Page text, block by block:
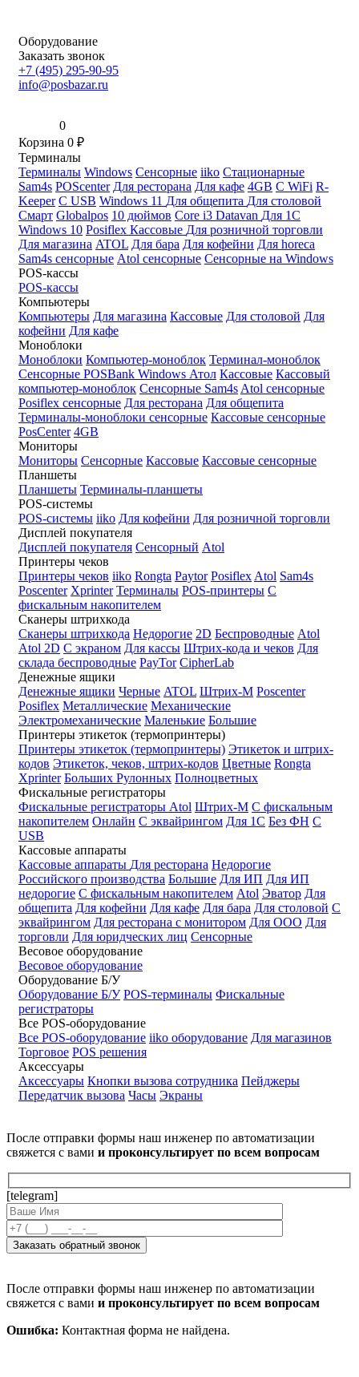
Оборудование
Заказать звонок
+7 (495) 295-90-95
info@posbazar.ru
0
Корзина 0 ₽
Терминалы
Терминалы Windows Сенсорные iiko Стационарные
Sam4s POScenter Для ресторана Для кафе 4GB С WiFi R-
Keeper С USB Windows 11 Для общепита Для столовой
Смарт Globalpos 10 дюймов Core i3 Datavan Для 1С
Windows 10 Posiflex Кассовые Для розничной торговли
Для магазина ATOL Для бара Для кофейни Для horeca
Sam4s сенсорные Atol сенсорные Сенсорные на Windows
POS-кассы
POS-кассы
Компьютеры
Компьютеры Для магазина Кассовые Для столовой Для
кофейни Для кафе
Моноблоки
Моноблоки Компьютер-моноблок Терминал-моноблок
Сенсорные POSBank Windows Атол Кассовые Кассовый
компьютер-моноблок Сенсорные Sam4s Atol сенсорные
Posiflex сенсорные Для ресторана Для общепита
Терминалы-моноблоки сенсорные Кассовые сенсорные
PosCenter 4GB
Мониторы
Мониторы Сенсорные Кассовые Кассовые сенсорные
Планшеты
Планшеты Терминалы-планшеты
POS-системы
POS-системы iiko Для кофейни Для розничной торговли
Дисплей покупателя
Дисплей покупателя Сенсорный Atol
Принтеры чеков
Принтеры чеков iiko Rongta Paytor Posiflex Atol Sam4s
Poscenter Xprinter Терминалы POS-принтеры С
фискальным накопителем
Сканеры штрихкода
Сканеры штрихкода Недорогие 2D Беспроводные Atol
Atol 2D С экраном Для кассы Штрих-кода и чеков Для
склада беспроводные PayTor CipherLab
Денежные ящики
Денежные ящики Черные ATOL Штрих-М Poscenter
Posiflex Металлические Механические
Электромеханические Маленькие Большие
Принтеры этикеток (термопринтеры)
Принтеры этикеток (термопринтеры) Этикеток и штрих-
кодов Этикеток, чеков, штрих-кодов Цветные Rongta
Xprinter Больших Рулонных Полноцветных
Фискальные регистраторы
Фискальные регистраторы Atol Штрих-М С фискальным
накопителем Онлайн С эквайрингом Для 1С Без ФН С
USB
Кассовые аппараты
Кассовые аппараты Для ресторана Недорогие
Российского производства Большие Для ИП Для ИП
недорогие С фискальным накопителем Atol Эватор Для
общепита Для кофейни Для кафе Для бара Для столовой С
эквайрингом Для ресторана с монитором Для ООО Для
торговли Для юридческих лиц Сенсорные
Весовое оборудование
Весовое оборудование
Оборудование Б/У
Оборудование Б/У POS-терминалы Фискальные
регистраторы
Все POS-оборудование
Все POS-оборудование iiko оборудование Для магазинов
Торговое POS решения
Аксессуары
Аксессуары Кнопки вызова сотрудника Пейджеры
Передатчик вызова Часы Экраны
После отправки формы наш инженер по автоматизации
свяжется с вами и проконсультирует по всем вопросам
[telegram]
После отправки формы наш инженер по автоматизации
свяжется с вами и проконсультирует по всем вопросам
Ошибка: Контактная форма не найдена.